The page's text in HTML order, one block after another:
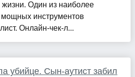
жизни. Один из наиболее
инструментов
Онлайн-чек-л...
убийце. Сын-аутист забил